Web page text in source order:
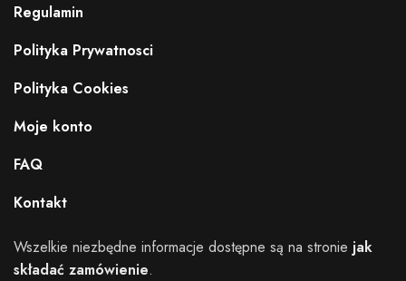
Regulamin
Polityka Prywatnosci
Polityka Cookies
Moje konto
FAQ
Kontakt
Wszelkie niezbędne informacje dostępne są na stronie jak
składać zamówienie.